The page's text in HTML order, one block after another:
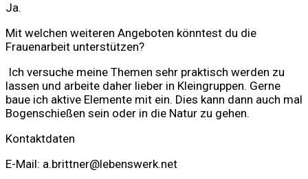
Ja.
Mit welchen weiteren Angeboten könntest du die
Frauenarbeit unterstützen?
Ich versuche meine Themen sehr praktisch werden zu
lassen und arbeite daher lieber in Kleingruppen. Gerne
baue ich aktive Elemente mit ein. Dies kann dann auch mal
Bogenschießen sein oder in die Natur zu gehen.
Kontaktdaten
E-Mail: a.brittner@lebenswerk.net